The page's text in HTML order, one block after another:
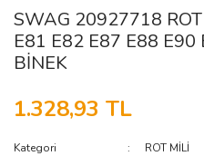
SWAG 20927718
E81 E82 E87 E88
BİNEK
1.328,93 TL
Kategori
ROT MİLİ